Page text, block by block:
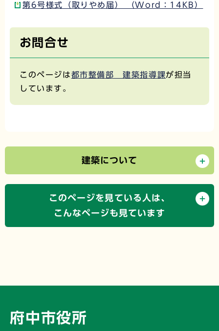
第6号様式（取りやめ届） （Word：14KB）
お問合せ
このページは都市整備部 建築指導課が担当
しています。
建築について
このページを見ている人は、
こんなページも見ています
府中市役所